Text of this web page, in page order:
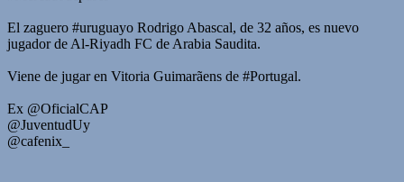
El zaguero #uruguayo Rodrigo Abascal, de 32 años, es nuevo
jugador de Al-Riyadh FC de Arabia Saudita.
Viene de jugar en Vitoria Guimarãens de #Portugal.
Ex @OficialCAP
@JuventudUy
@cafenix_